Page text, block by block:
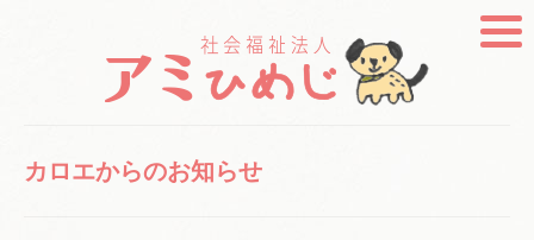
カロエからのお知らせ